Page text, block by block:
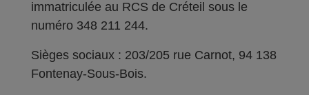
immatriculée au RCS de Créteil sous le
numéro 348 211 244.
Sièges sociaux : 203/205 rue Carnot, 94 138
Fontenay-Sous-Bois.